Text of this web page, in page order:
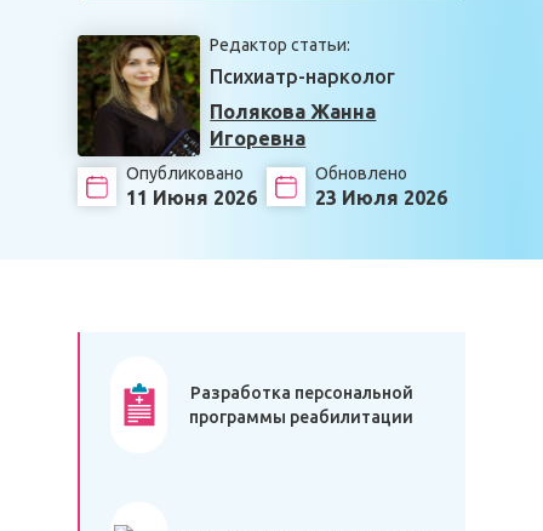
Редактор статьи:
Психиатр-нарколог
Полякова Жанна
Игоревна
Опубликовано
11 Июня 2026
Обновлено
23 Июля 2026
Разработка персональной
программы реабилитации